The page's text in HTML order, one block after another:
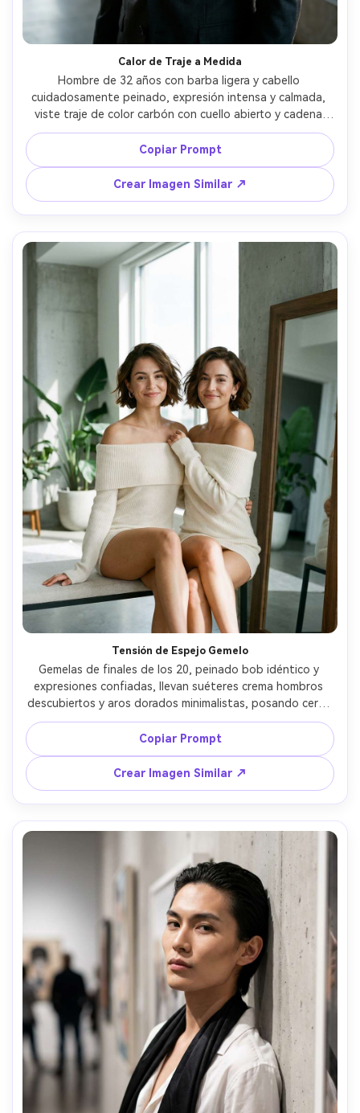
Calor de Traje a Medida
Hombre de 32 años con barba ligera y cabello
cuidadosamente peinado, expresión intensa y calmada,
viste traje de color carbón con cuello abierto y cadena
fina, de pie en loft minimalista, perfiles iluminados con luz
de borde y clave suave, tomado con Sony A7IV 50mm
f/1.8 bokeh, retrato de medio cuerpo, energía compuesta
y seductora, poros y textura de tela realistas, contraste
cinematográfico, detalles nítidos, alta resolución --ar 4:5
Copiar Prompt
Crear Imagen Similar ↗
Tensión de Espejo Gemelo
Gemelas de finales de los 20, peinado bob idéntico y
expresiones confiadas, llevan suéteres crema hombros
descubiertos y aros dorados minimalistas, posando cerca
de un espejo alto en apartamento moderno, luz suave de
ventana y rebote gentil, lente de 85mm f/2, composición
simétrica de medio cuerpo, ambiente de rivalidad
juguetona, textura natural de la piel, sutil textura de
grano de película, acabado editorial, enfoque nítido --ar
4:5
Copiar Prompt
Crear Imagen Similar ↗